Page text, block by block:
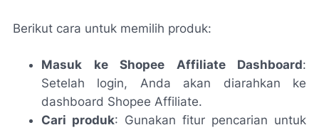
Berikut cara untuk memilih produk:
Masuk ke Shopee Affiliate Dashboard:
Setelah login, Anda akan diarahkan ke
dashboard Shopee Affiliate.
Cari produk: Gunakan fitur pencarian untuk